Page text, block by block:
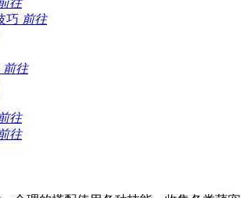
巧 前往
前往
往
往